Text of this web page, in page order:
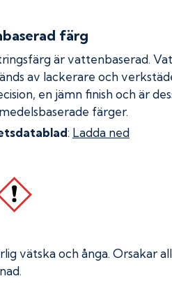
färg
är vattenbaserad.
av lackerare och
en jämn finish och är
färger.
: Ladda ned
vätska och ånga. Orsakar